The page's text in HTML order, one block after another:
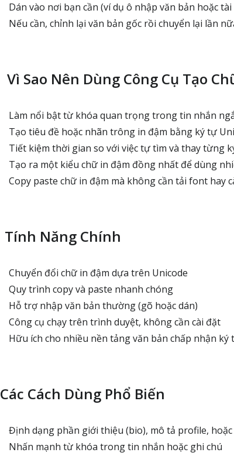
Dán vào nơi bạn cần (ví dụ ô nhập văn bản hoặc
Nếu cần, chỉnh lại văn bản gốc rồi chuyển lại lần
Vì Sao Nên Dùng Công Cụ Tạo
Làm nổi bật từ khóa quan trọng trong tin nhắn
Tạo tiêu đề hoặc nhãn trông in đậm bằng ký tự
Tiết kiệm thời gian so với việc tự tìm và thay từng
Tạo ra một kiểu chữ in đậm đồng nhất để dùng
Copy paste chữ in đậm mà không cần tải font hay
Tính Năng Chính
Chuyển đổi chữ in đậm dựa trên Unicode
Quy trình copy và paste nhanh chóng
Hỗ trợ nhập văn bản thường (gõ hoặc dán)
Công cụ chạy trên trình duyệt, không cần cài đặt
Hữu ích cho nhiều nền tảng văn bản chấp nhận ký
Các Cách Dùng Phổ Biến
Định dạng phần giới thiệu (bio), mô tả profile,
Nhấn mạnh từ khóa trong tin nhắn hoặc ghi chú